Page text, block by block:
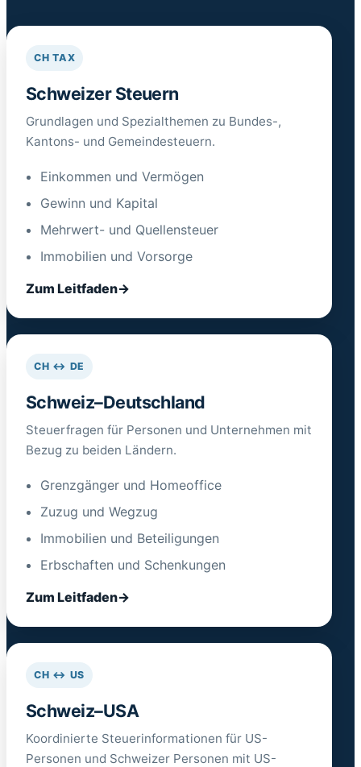
CH TAX
Schweizer Steuern
Grundlagen und Spezialthemen zu Bundes-,
Kantons- und Gemeindesteuern.
Einkommen und Vermögen
Gewinn und Kapital
Mehrwert- und Quellensteuer
Immobilien und Vorsorge
Zum Leitfaden
CH ↔ DE
Schweiz–Deutschland
Steuerfragen für Personen und Unternehmen mit
Bezug zu beiden Ländern.
Grenzgänger und Homeoffice
Zuzug und Wegzug
Immobilien und Beteiligungen
Erbschaften und Schenkungen
Zum Leitfaden
CH ↔ US
Schweiz–USA
Koordinierte Steuerinformationen für US-
Personen und Schweizer Personen mit US-